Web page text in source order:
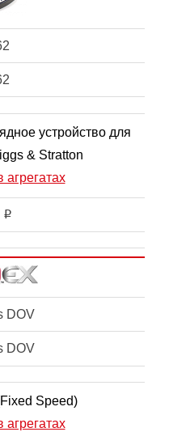
устройство для
& Stratton
агрегатах
i
DOV
DOV
Speed)
агрегатах